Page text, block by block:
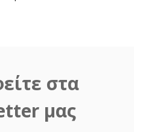
στα
μας